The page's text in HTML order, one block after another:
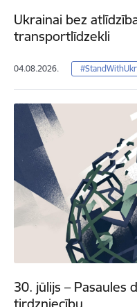
Ukrainai bez
transportlīdzekli
04.08.2026.
30. jūlijs – Pasaules
tirdzniecību